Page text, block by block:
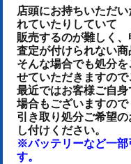
店頭にお持ちいただ
れていたりしていて
販売するのが難しく
査定が付けられない商
そんな場合でも処分
せていただきますので
最近ではお客様ご自
場合もございますので
引き取り処分ご希望
し付けください。
※バッテリーなど一部
す。